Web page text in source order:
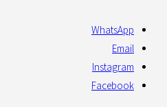
WhatsApp
Email
Instagram
Facebook